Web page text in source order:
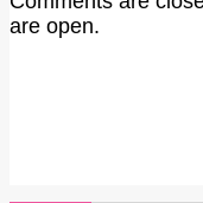
are open.